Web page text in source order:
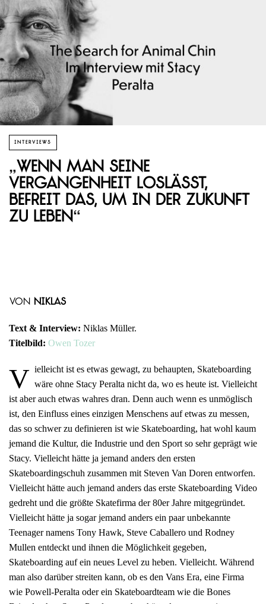
INTERVIEWS
„Wenn man seine
Vergangenheit loslässt,
befreit das, um in der Zukunft
zu leben“
von Niklas
Text & Interview: Niklas Müller.
Titelbild: Owen Tozer
V ielleicht ist es etwas gewagt, zu behaupten, Skateboarding
wäre ohne Stacy Peralta nicht da, wo es heute ist. Vielleicht
ist aber auch etwas wahres dran. Denn auch wenn es unmöglisch
ist, den Einfluss eines einzigen Menschens auf etwas zu messen,
das so schwer zu definieren ist wie Skateboarding, hat wohl kaum
jemand die Kultur, die Industrie und den Sport so sehr geprägt wie
Stacy. Vielleicht hätte ja jemand anders den ersten
Skateboardingschuh zusammen mit Steven Van Doren entworfen.
Vielleicht hätte auch jemand anders das erste Skateboarding Video
gedreht und die größte Skatefirma der 80er Jahre mitgegründet.
Vielleicht hätte ja sogar jemand anders ein paar unbekannte
Teenager namens Tony Hawk, Steve Caballero und Rodney
Mullen entdeckt und ihnen die Möglichkeit gegeben,
Skateboarding auf ein neues Level zu heben. Vielleicht. Während
man also darüber streiten kann, ob es den Vans Era, eine Firma
wie Powell-Peralta oder ein Skateboardteam wie die Bones